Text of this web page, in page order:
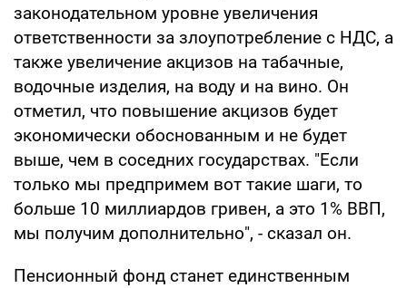
законодательном уровне увеличения
ответственности за злоупотребление с НДС, а
также увеличение акцизов на табачные,
водочные изделия, на воду и на вино. Он
отметил, что повышение акцизов будет
экономически обоснованным и не будет
выше, чем в соседних государствах. "Если
только мы предпримем вот такие шаги, то
больше 10 миллиардов гривен, а это 1% ВВП,
мы получим дополнительно", - сказал он.
Пенсионный фонд станет единственным